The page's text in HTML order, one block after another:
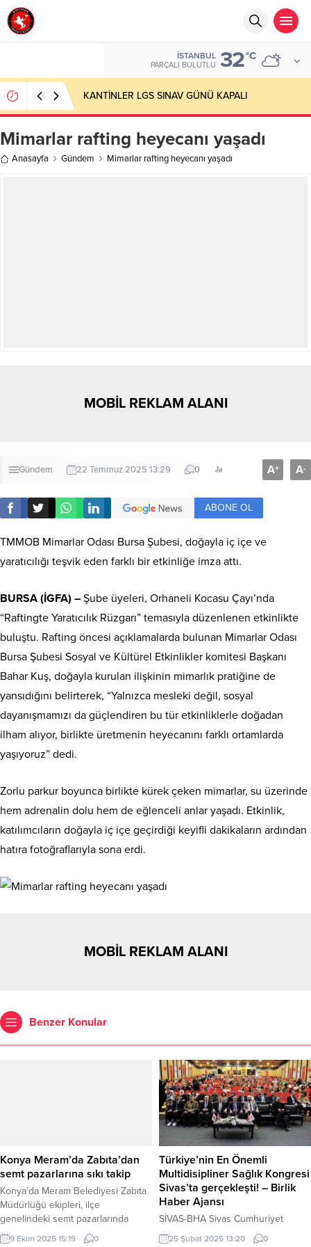
İSTANBUL
PARÇALI BULUTLU 32°C
KANTİNLER LGS SINAV GÜNÜ KAPALI
Mimarlar rafting heyecanı yaşadı
Anasayfa Gündem Mimarlar rafting heyecanı yaşadı
MOBİL REKLAM ALANI
Gündem 22 Temmuz 2025 13:29 0 A+ A-
ABONE OL
TMMOB Mimarlar Odası Bursa Şubesi, doğayla iç içe ve
yaratıcılığı teşvik eden farklı bir etkinliğe imza attı.
BURSA (İGFA) – Şube üyeleri, Orhaneli Kocasu Çayı’nda
“Raftingte Yaratıcılık Rüzgarı” temasıyla düzenlenen etkinlikte
buluştu. Rafting öncesi açıklamalarda bulunan Mimarlar Odası
Bursa Şubesi Sosyal ve Kültürel Etkinlikler komitesi Başkanı
Bahar Kuş, doğayla kurulan ilişkinin mimarlık pratiğine de
yansıdığını belirterek, “Yalnızca mesleki değil, sosyal
dayanışmamızı da güçlendiren bu tür etkinliklerle doğadan
ilham alıyor, birlikte üretmenin heyecanını farklı ortamlarda
yaşıyoruz” dedi.
Zorlu parkur boyunca birlikte kürek çeken mimarlar, su üzerinde
hem adrenalin dolu hem de eğlenceli anlar yaşadı. Etkinlik,
katılımcıların doğayla iç içe geçirdiği keyifli dakikaların ardından
hatıra fotoğraflarıyla sona erdi.
MOBİL REKLAM ALANI
Benzer Konular
Konya Meram’da Zabıta’dan
semt pazarlarına sıkı takip
Konya’da Meram Belediyesi Zabıta
Müdürlüğü ekipleri, ilçe
genelindeki semt pazarlarında
vatandaşların sağlıklı ve sorunsuz
9 Ekim 2025 15:19 0
Türkiye’nin En Önemli
Multidisipliner Sağlık Kongresi
Sivas’ta gerçekleşti! – Birlik
Haber Ajansı
SİVAS-BHA Sivas Cumhuriyet
Üniversitesi, 22-23 Şubat 2025
25 Şubat 2025 13:20 0